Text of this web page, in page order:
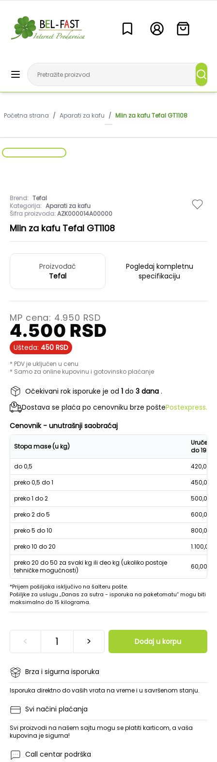
Početna strana / Aparati za kafu / Mlin za kafu Tefal GT1108
Brend: Tefal
Kategorija: Aparati za kafu
Šifra proizvoda:AZK000014A00000
Mlin za kafu Tefal GT1108
Proizvođač
Tefal
Pogledaj kompletnu
specifikaciju
MP cena: 4.950 RSD
4.500 RSD
Ušteda: 450 RSD
* PDV je uključen u cenu
* Samo za online kupovinu i gotovinsko plaćanje
Očekivani rok isporuke je od 1 do 3 dana .
Dostava se plaća po cenovniku brze poštePostexpress.
Cenovnik - unutrašnji saobraćaj
Stopa mase (u kg)
Uručenje
do 19h
do 0,5
420,00
preko 0,5 do 1
450,00
preko 1 do 2
500,00
preko 2 do 5
600,00
preko 5 do 10
800,00
preko 10 do 20
1.100,00
preko 20 do 50 za svaki kg ili deo kg (ukoliko postoje
tehničke mogućnosti)
60,00
*Prijem pošiljaka isključivo na šalteru pošte.
Pošiljke za uslugu „Danas za sutra - isporuka na paketomatu“ mogu biti
maksimalno do 15 kilograma.
< > Dodaj u korpu
Brza i sigurna isporuka
Isporuka direktno do vaših vrata na vreme i u savršenom stanju.
Svi načini plaćanja
Svi proizvodi na našem sajtu mogu se platiti karticom, a vaša
kupovina je sigurna!
Call centar podrška